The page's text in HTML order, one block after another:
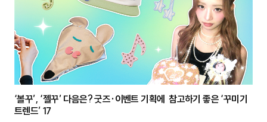
‘볼꾸’, ‘젤꾸’ 다음은? 굿즈·이벤트 기획에 참고하기 좋은 ‘꾸미기
트렌드’ 17